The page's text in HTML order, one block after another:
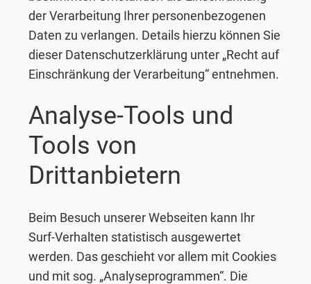
der Verarbeitung Ihrer personenbezogenen
Daten zu verlangen. Details hierzu können Sie
dieser Datenschutzerklärung unter „Recht auf
Einschränkung der Verarbeitung“ entnehmen.
Analyse-Tools und
Tools von
Drittanbietern
Beim Besuch unserer Webseiten kann Ihr
Surf-Verhalten statistisch ausgewertet
werden. Das geschieht vor allem mit Cookies
und mit sog. „Analyseprogrammen“. Die